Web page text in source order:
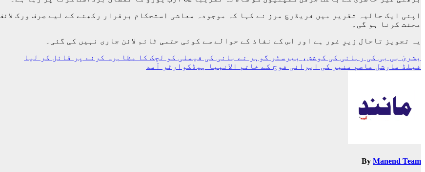
محنت کرنا ہو گی۔
یہ تجویز تاحال زیرِ غور ہے اور اس کے نفاذ کے حوالے سے کوئی حتمی ٹائم لائن جاری نہیں کی گئی۔
پوسٹوں
کی
بشریٰ بی بی کی رہائی کی کوشش، بیرسٹر گوہر نے بانی کی فیملی کو لچک کا مظاہرہ کرنے پر قائل کر لیا
فیلڈ مارشل عاصم منیر کی ایرانی فوج کے خاتم الانبیا ہیڈکوارٹر آمد
By Manend Team